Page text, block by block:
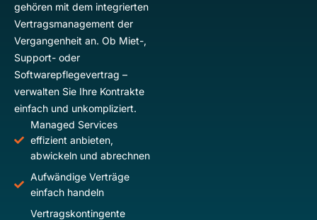
gehören mit dem integrierten
Vertragsmanagement der
Vergangenheit an. Ob Miet-,
Support- oder
Softwarepflegevertrag –
verwalten Sie Ihre Kontrakte
einfach und unkompliziert.
Managed Services
effizient anbieten,
abwickeln und abrechnen
Aufwändige Verträge
einfach handeln
Vertragskontingente